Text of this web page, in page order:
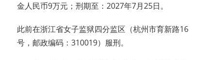
金人民币9万元；刑期至：2027年7月25日。
此前在浙江省女子监狱四分监区（杭州市育新路16
号，邮政编码：310019）服刑。